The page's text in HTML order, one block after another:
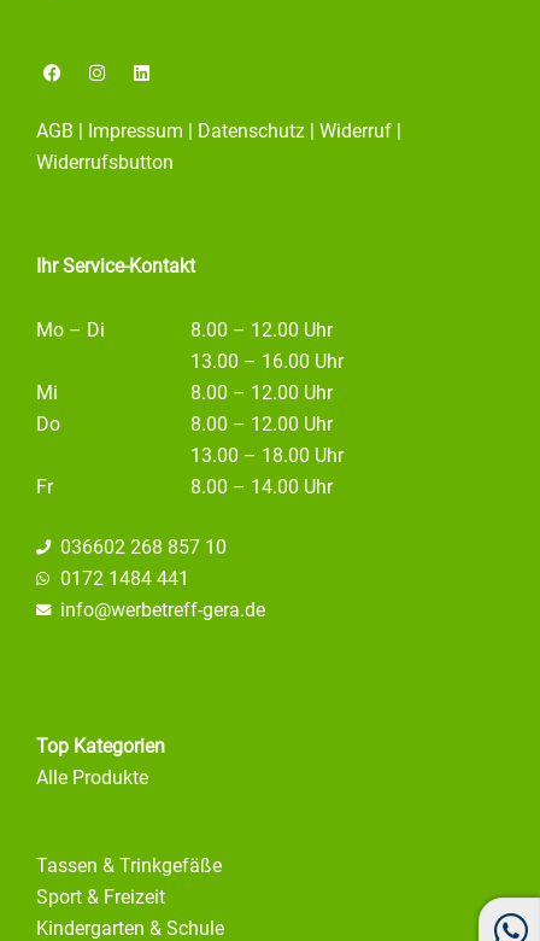
F
a
e
b
o
o
I
n
a
g
r
L
i
e
d
i
AGB Impressum Datenschutz Widerruf
Widerrufsbutton
Ihr Service-Kontakt
Mo – Di
8.00 – 12.00 Uhr
13.00 – 16.00 Uhr
Mi
8.00 – 12.00 Uhr
Do
8.00 – 12.00 Uhr
13.00 – 18.00 Uhr
Fr
8.00 – 14.00 Uhr
036602 268 857 10
0172 1484 441
info@werbetreff-gera.de
Top Kategorien
Alle Produkte
Tassen & Trinkgefäße
Sport & Freizeit
Kindergarten & Schule